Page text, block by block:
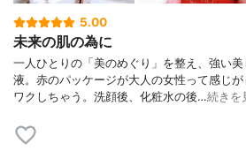
5.00
未来の肌の為に
一人ひとりの「美のめぐり」を整え、強い
液。赤のパッケージが大人の女性って感じ
ワクしちゃう。洗顔後、化粧水の後…続きを